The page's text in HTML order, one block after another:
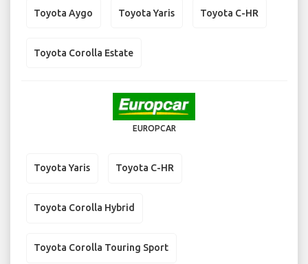
Toyota Aygo Toyota Yaris Toyota C-HR
Toyota Corolla Estate
EUROPCAR
Toyota Yaris Toyota C-HR
Toyota Corolla Hybrid
Toyota Corolla Touring Sport